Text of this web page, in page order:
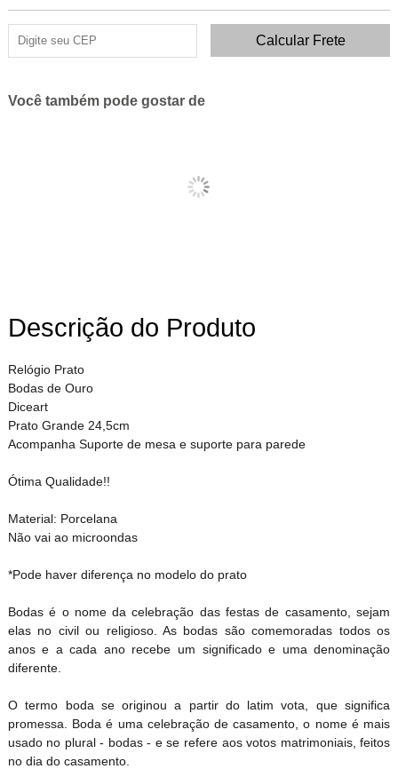
Você também pode gostar de
Descrição do Produto
Relógio Prato
Bodas de Ouro
Diceart
Prato Grande 24,5cm
Acompanha Suporte de mesa e suporte para parede
Ótima Qualidade!!
Material: Porcelana
Não vai ao microondas
*Pode haver diferença no modelo do prato
Bodas é o nome da celebração das festas de casamento, sejam
elas no civil ou religioso. As bodas são comemoradas todos os
anos e a cada ano recebe um significado e uma denominação
diferente.
O termo boda se originou a partir do latim vota, que significa
promessa. Boda é uma celebração de casamento, o nome é mais
usado no plural - bodas - e se refere aos votos matrimoniais, feitos
no dia do casamento.